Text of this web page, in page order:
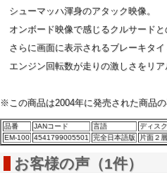
シューマッハ渾身のアタック映像。
オンボード映像で感じるクルサードと
さらに画面に表示されるブレーキタイ
エンジン回転数が走りの激しさをリア
※この商品は2004年に発売された商品の
品番 JANコード 言語 ディス
EM-100 4541799005501 完全日本語版 片面２
お客様の声（1件）